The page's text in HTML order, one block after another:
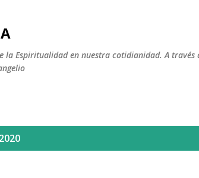
la Espiritualidad en nuestra cotidianidad. A través